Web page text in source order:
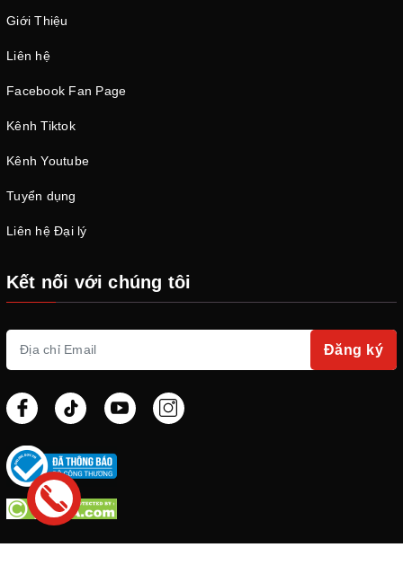
Giới Thiệu
Liên hệ
Facebook Fan Page
Kênh Tiktok
Kênh Youtube
Tuyển dụng
Liên hệ Đại lý
Kết nối với chúng tôi
Đăng ký